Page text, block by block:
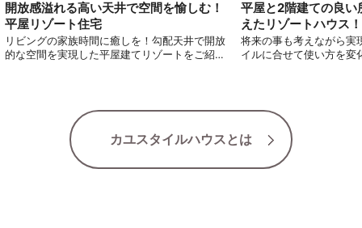
開放感溢れる高い天井で空間を愉しむ！
平屋リゾート住宅
リビングの家族時間に癒しを！勾配天井で開放
的な空間を実現した平屋建てリゾートをご紹介
平屋と2階建ての良い
えたリゾートハウス！
将来の事も考えながら実
イルに合せて使い方を変
カユスタイルハウスとは